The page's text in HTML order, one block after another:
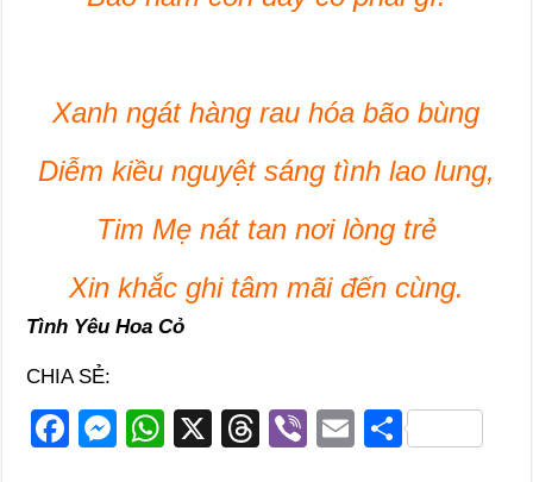
Xanh ngát hàng rau hóa bão bùng
Diễm kiều nguyệt sáng tình lao lung,
Tim Mẹ nát tan nơi lòng trẻ
Xin khắc ghi tâm mãi đến cùng.
Tình Yêu Hoa Cỏ
CHIA SẺ:
F
M
W
X
T
Vi
E S